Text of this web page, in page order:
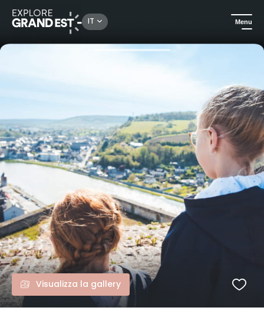
IT Menu
In città Visita gratuita della fortezza di Charlemont
Visualizza la gallery